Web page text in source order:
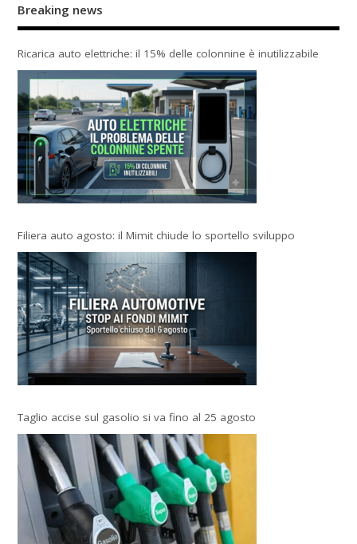
Breaking news
Ricarica auto elettriche: il 15% delle colonnine è inutilizzabile
Filiera auto agosto: il Mimit chiude lo sportello sviluppo
Taglio accise sul gasolio si va fino al 25 agosto